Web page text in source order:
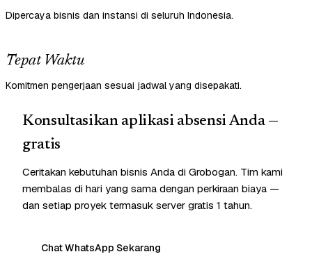
Dipercaya bisnis dan instansi di seluruh Indonesia.
Tepat Waktu
Komitmen pengerjaan sesuai jadwal yang disepakati.
Konsultasikan aplikasi absensi Anda —
gratis
Ceritakan kebutuhan bisnis Anda di Grobogan. Tim kami
membalas di hari yang sama dengan perkiraan biaya —
dan setiap proyek termasuk server gratis 1 tahun.
Chat WhatsApp Sekarang